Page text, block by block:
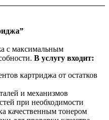
с максимальным
В услугу входит:
картриджа от остатков
и механизмов
при необходимости
качественным тонером